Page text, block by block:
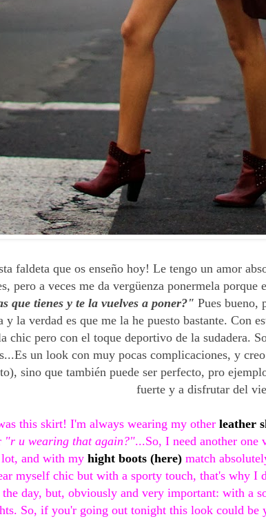
faldeta que os enseño hoy! Le tengo un amor
pero a veces me da vergüenza ponermela
que tienes y te la vuelves a poner?" Pues bueno,
y la verdad es que me la he puesto bastante. Con
chic pero con el toque deportivo de la sudadera.
un look con muy pocas complicaciones, y
sino que también puede ser perfecto, pro
fuerte y a disfrutar del
this skirt! I'm always wearing my otherleather
"r u wearing that again?"...So, I need another
and with my hight boots (here) match
myself chic but with a sporty touch, that's why I
day, but, obviously and very important: with a
So, if you'r going out tonight this look could